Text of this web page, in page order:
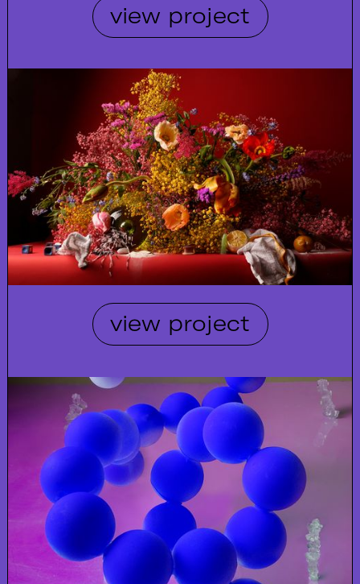
view project
view project